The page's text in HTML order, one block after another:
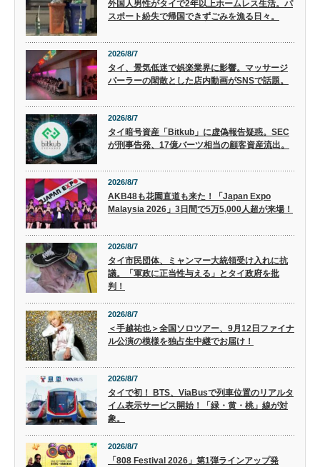
外国人男性がタイで2年以上ホームレス生活。パ
スポート紛失で帰国できずごみを漁る日々。
2026/8/7
タイ、景気低迷で娯楽業界に影響。マッサージ
パーラーの閑散とした店内動画がSNSで話題。
2026/8/7
タイ暗号資産「Bitkub」に虚偽報告疑惑。SEC
が刑事告発、17億バーツ相当の顧客資産流出。
2026/8/7
AKB48も花園直道も来た！「Japan Expo
Malaysia 2026」3日間で5万5,000人超が来場！
2026/8/7
タイ市民団体、ミャンマー大統領受け入れに抗
議。「軍政に正当性与える」とタイ政府を批
判！
2026/8/7
＜手越祐也＞全国ソロツアー、9月12日ファイナ
ル公演の模様を独占生中継でお届け！
2026/8/7
タイで初！ BTS、ViaBusで列車位置のリアルタ
イム表示サービス開始！「緑・黄・桃」線が対
象。
2026/8/7
「808 Festival 2026」第1弾ラインアップ発